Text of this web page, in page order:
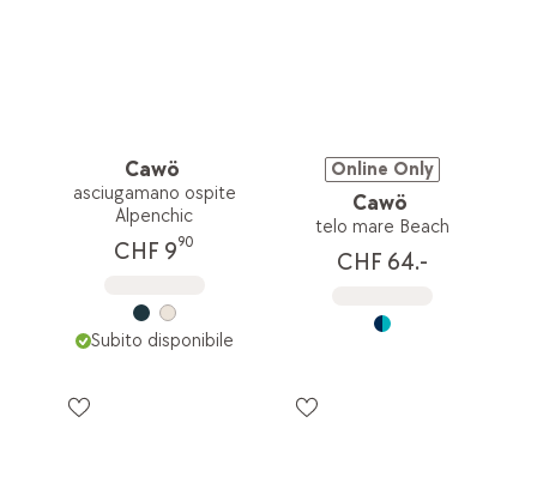
Cawö
asciugamano ospite
Alpenchic
CHF 990
Subito disponibile
Online Only
Cawö
telo mare Beach
CHF 64.-